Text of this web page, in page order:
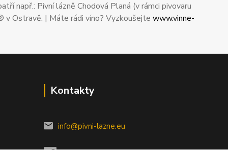
např.: Pivní lázně Chodová Planá (v rámci pivovaru
v Ostravě. | Máte rádi víno? Vyzkoušejte www.vinne-
Kontakty
info@pivni-lazne.eu